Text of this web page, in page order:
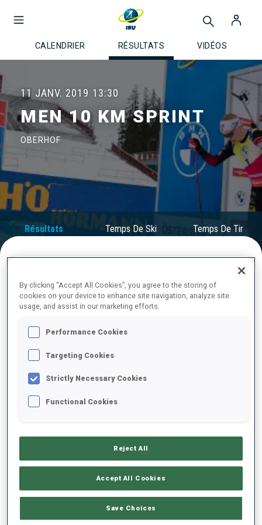
CALENDRIER RÉSULTATS VIDÉOS
11 JANV. 2019 13:30
MEN 10 KM SPRINT
OBERHOF
Résultats
Officiels
Temps De Ski Temps De Tir
RÉSULTATS FINAUX
1 17 A. LOGINOV
2 25 J. BOE
NOR 0
DOLL
GER 0 1
26:29.7
+38.8
5 65 A. PEIFFER
By clicking “Accept All Cookies”, you agree to the storing of
cookies on your device to enhance site navigation, analyze site
usage, and assist in our marketing efforts.
Performance Cookies
Targeting Cookies
Strictly Necessary Cookies
Functional Cookies
Reject All
Accept All Cookies
Save Choices